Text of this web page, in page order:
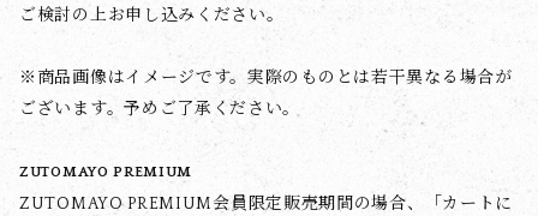
ご検討の上お申し込みください。
※商品画像はイメージです。実際のものとは若干異なる場合が
ございます。予めご了承ください。
ZUTOMAYO PREMIUM
ZUTOMAYO PREMIUM会員限定販売期間の場合、「カートに